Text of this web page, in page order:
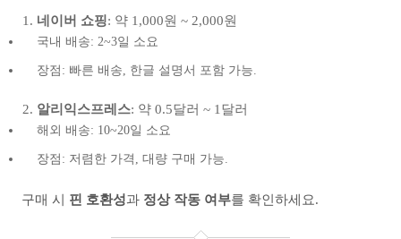
네이버 쇼핑: 약 1,000원 ~ 2,000원
국내 배송: 2~3일 소요
장점: 빠른 배송, 한글 설명서 포함 가능.
알리익스프레스: 약 0.5달러 ~ 1달러
해외 배송: 10~20일 소요
장점: 저렴한 가격, 대량 구매 가능.
구매 시 핀 호환성과 정상 작동 여부를 확인하세요.